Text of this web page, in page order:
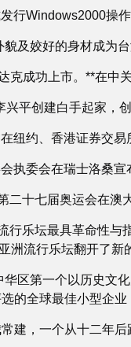
行Windows2000操
及姣好的身材成为
成功上市。**在中
兴平创建白手起家，
纽约、香港证券交易
委会在瑞士洛桑宣
二十七届奥运会在
行乐坛最具革命性
洲流行乐坛翻开了新
区第一个以历史文
的全球最佳小型企业
建，一个从十二年